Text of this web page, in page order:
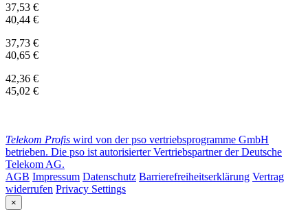
37,53 €
40,44 €
37,73 €
40,65 €
42,36 €
45,02 €
Telekom Profis wird von der pso vertriebsprogramme GmbH
betrieben. Die pso ist autorisierter Vertriebspartner der Deutsche
Telekom AG.
AGB Impressum Datenschutz Barrierefreiheitserklärung Vertrag
widerrufen Privacy Settings
×